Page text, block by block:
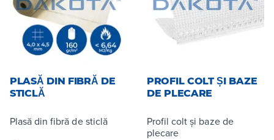
PLASĂ DIN FIBRĂ DE
STICLĂ
Plasă din fibră de sticlă
PROFIL COLT ȘI BAZE
DE PLECARE
Profil colt și baze de
plecare